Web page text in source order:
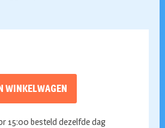
WINKELWAGEN
15:00 besteld dezelfde dag